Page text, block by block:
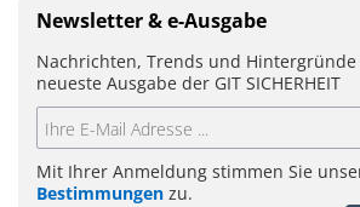
Newsletter & e-Ausgabe
Nachrichten, Trends und Hintergründe
neueste Ausgabe der GIT SICHERHEIT
Mit Ihrer Anmeldung stimmen Sie
Bestimmungen zu.